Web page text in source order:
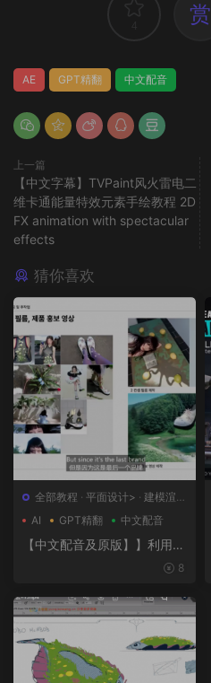
赏
AE GPT精翻 中文配音
上一篇
【中文字幕】TVPaint风火雷电二
维卡通能量特效元素手绘教程 2D
FX animation with spectacular
effects
猜你喜欢
全部教程 · 平面设计> · 建模渲染
>
日韩系列
AI GPT精翻 中文配音
【中文配音及原版】】利用人
工智能和3D技术的混合BX流8